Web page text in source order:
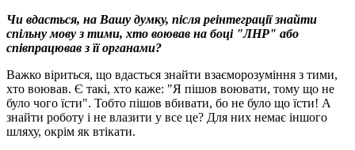
Чи вдасться, на Вашу думку, після реінтеграції знайти
спільну мову з тими, хто воював на боці "ЛНР" або
співпрацював з її органами?
Важко віриться, що вдасться знайти взаєморозуміння з тими,
хто воював. Є такі, хто каже: "Я пішов воювати, тому що не
було чого їсти". Тобто пішов вбивати, бо не було що їсти! А
знайти роботу і не влазити у все це? Для них немає іншого
шляху, окрім як втікати.